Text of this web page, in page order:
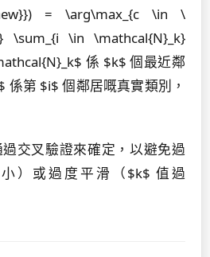
= \arg\max_{c \in \
\sum_{i \in \mathcal{N}_k}
係 $k$ 個最近鄰
係第 $i$ 個鄰居嘅真實類別，
交叉驗證來確定，以避免過
）或過度平滑（$k$ 值過